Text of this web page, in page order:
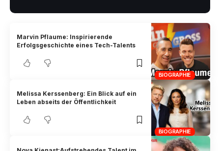
BIOGRAPHIE
Marvin Pflaume: Inspirierende
Erfolgsgeschichte eines Tech-Talents
BIOGRAPHIE
Melissa Kerssenberg: Ein Blick auf ein
Leben abseits der Öffentlichkeit